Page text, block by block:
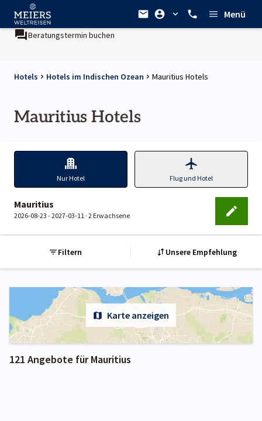
Menü
Beratungstermin buchen
Hotels Hotels im Indischen Ozean Mauritius Hotels
Mauritius Hotels
Nur Hotel Flug und Hotel
Mauritius
2026-08-23 - 2027-03-11 · 2 Erwachsene
Filtern Unsere Empfehlung
Karte anzeigen
121 Angebote für Mauritius